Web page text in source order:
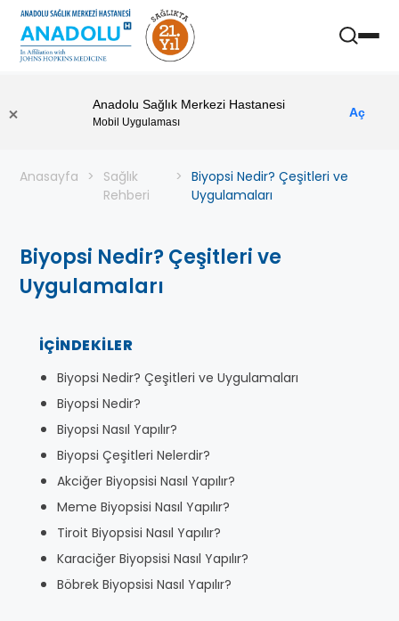
Anadolu Sağlık Merkezi Hastanesi
Mobil Uygulaması
Aç
Anasayfa
Sağlık
Rehberi
Biyopsi Nedir? Çeşitleri ve
Uygulamaları
Biyopsi Nedir? Çeşitleri ve
Uygulamaları
İÇINDEKILER
Biyopsi Nedir? Çeşitleri ve Uygulamaları
Biyopsi Nedir?
Biyopsi Nasıl Yapılır?
Biyopsi Çeşitleri Nelerdir?
Akciğer Biyopsisi Nasıl Yapılır?
Meme Biyopsisi Nasıl Yapılır?
Tiroit Biyopsisi Nasıl Yapılır?
Karaciğer Biyopsisi Nasıl Yapılır?
Böbrek Biyopsisi Nasıl Yapılır?